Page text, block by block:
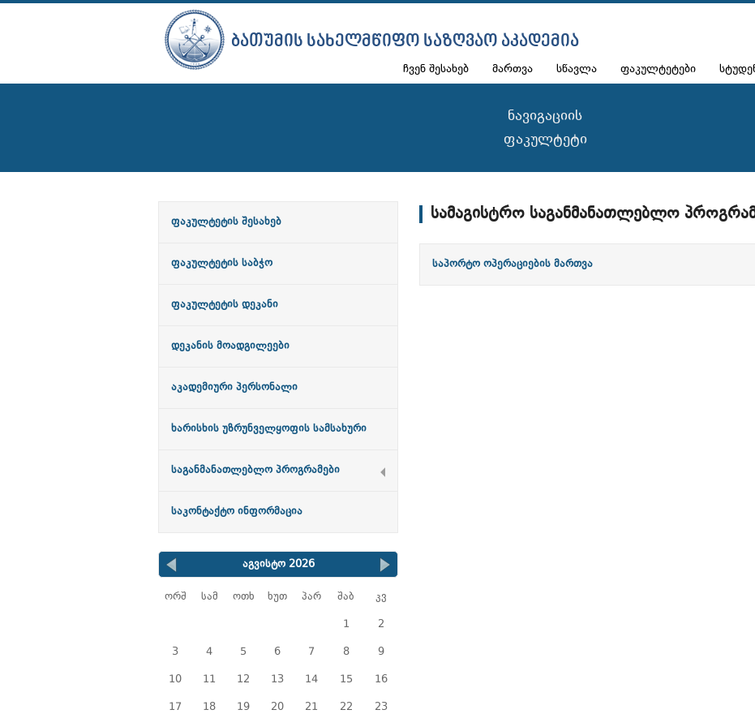
ᲑᲐᲗᲣᲛᲘᲡ ᲡᲐᲮᲔᲚᲛᲬᲘᲤᲝ ᲡᲐᲖᲦᲕᲐᲝ ᲐᲙᲐᲓᲔᲛᲘᲐ
ჩვენ შესახებ მართვა სწავლა ფაკულტეტები
ნავიგაციის
ფაკულტეტი
ფაკულტეტის შესახებ
ფაკულტეტის საბჭო
ფაკულტეტის დეკანი
დეკანის მოადგილეები
აკადემიური პერსონალი
ხარისხის უზრუნველყოფის სამსახური
საგანმანათლებლო პროგრამები
საკონტაქტო ინფორმაცია
აგვისტო 2026
ორშ სამ ოთხ ხუთ პარ შაბ კვ
1 2
3 4 5 6 7 8 9
10 11 12 13 14 15 16
17 18 19 20 21 22 23
სამაგისტრო საგანმანათლებლო
საპორტო ოპერაციების მართვა